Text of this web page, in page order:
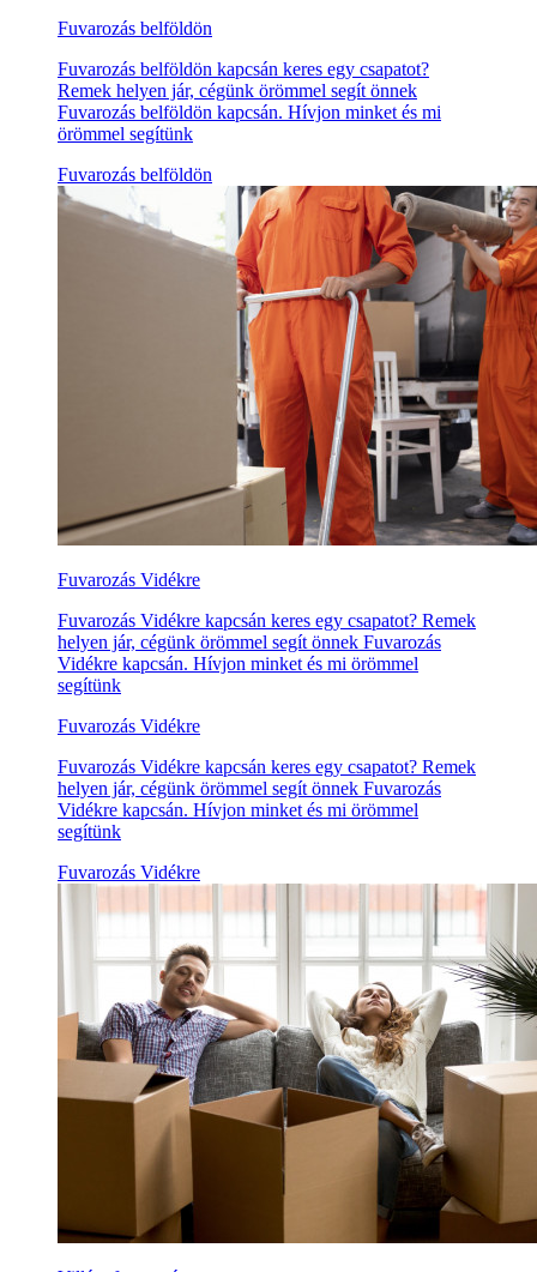
Fuvarozás belföldön
Fuvarozás belföldön kapcsán keres egy csapatot?
Remek helyen jár, cégünk örömmel segít önnek
Fuvarozás belföldön kapcsán. Hívjon minket és mi
örömmel segítünk
Fuvarozás belföldön
Fuvarozás Vidékre
Fuvarozás Vidékre kapcsán keres egy csapatot? Remek
helyen jár, cégünk örömmel segít önnek Fuvarozás
Vidékre kapcsán. Hívjon minket és mi örömmel
segítünk
Fuvarozás Vidékre
Fuvarozás Vidékre kapcsán keres egy csapatot? Remek
helyen jár, cégünk örömmel segít önnek Fuvarozás
Vidékre kapcsán. Hívjon minket és mi örömmel
segítünk
Fuvarozás Vidékre